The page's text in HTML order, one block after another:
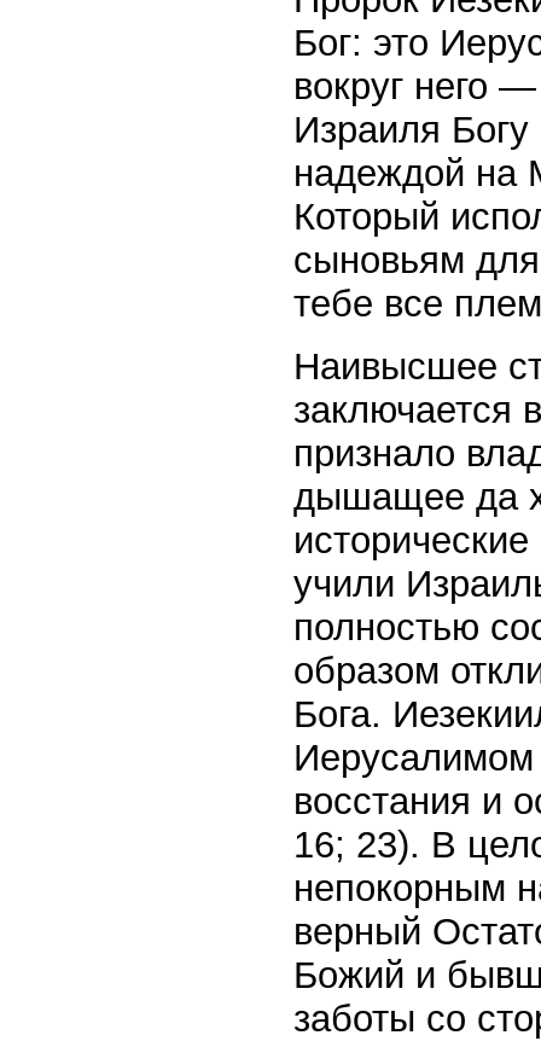
Бог: это
вокруг него
Израиля
надеждой на
Который
сыновьям
тебе все
Наивысшее
заключается
признало
дышащее да
учили
полностью
образом
Бога.
Иерусалимом
восстания и
16; 23). В
непокорным
верный
Божий и
заботы со